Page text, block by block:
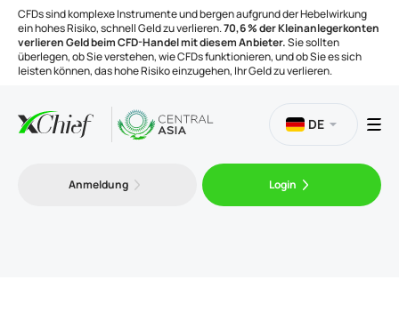
CFDs sind komplexe Instrumente und bergen aufgrund der Hebelwirkung
ein hohes Risiko, schnell Geld zu verlieren.70,6 % der Kleinanlegerkonten
verlieren Geld beim CFD-Handel mit diesem Anbieter.Sie sollten
überlegen, ob Sie verstehen, wie CFDs funktionieren, und ob Sie es sich
leisten können, das hohe Risiko einzugehen, Ihr Geld zu verlieren.
DE
Anmeldung Login